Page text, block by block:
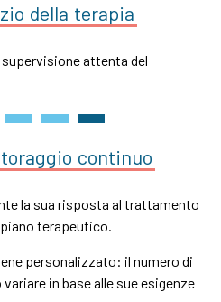
della terapia
attenta del
continuo
la sua risposta al trattamento
terapeutico.
personalizzato: il numero di
in base alle sue esigenze